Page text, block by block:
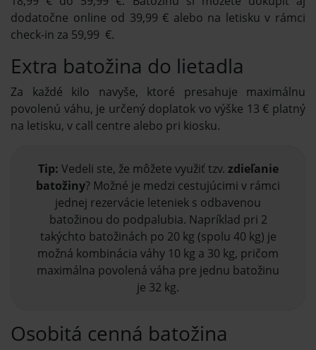
dodatočne online od 39,99 € alebo na letisku v rámci
check-in za 59,99 €.
Extra batožina do lietadla
Za každé kilo navyše, ktoré presahuje maximálnu
povolenú váhu, je určený doplatok vo výške 13 € platný
na letisku, v call centre alebo pri kiosku.
Tip: Vedeli ste, že môžete využiť tzv. zdieľanie
batožiny? Možné je medzi cestujúcimi v rámci
jednej rezervácie leteniek s odbavenou
batožinou do podpalubia. Napríklad pri 2
takýchto batožinách po 20 kg (spolu 40 kg) je
možná kombinácia váhy 10 kg a 30 kg, pričom
maximálna povolená váha pre jednu batožinu
je 32 kg.
Osobitá cenná batožina